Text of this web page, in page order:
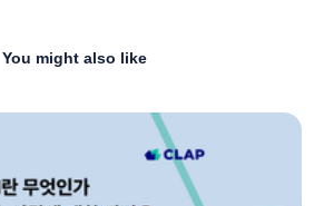
You might also like